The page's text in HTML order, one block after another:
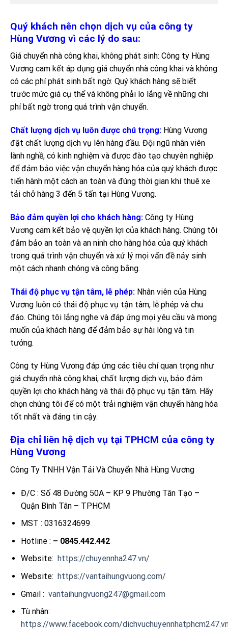
Quý khách nên chọn dịch vụ của công ty
Hùng Vương vì các lý do sau:
Giá chuyển nhà công khai, không phát sinh: Công ty Hùng
Vương cam kết áp dụng giá chuyển nhà công khai và không
có các phí phát sinh bất ngờ. Quý khách hàng sẽ biết
trước mức giá cụ thể và không phải lo lắng về những chi
phí bất ngờ trong quá trình vận chuyển.
Chất lượng dịch vụ luôn được chú trọng: Hùng Vương
đặt chất lượng dịch vụ lên hàng đầu. Đội ngũ nhân viên
lành nghề, có kinh nghiệm và được đào tạo chuyên nghiệp
để đảm bảo việc vận chuyển hàng hóa của quý khách được
tiến hành một cách an toàn và đúng thời gian khi thuê xe
tải chở hàng 3 đến 5 tấn tại Hùng Vương.
Bảo đảm quyền lợi cho khách hàng: Công ty Hùng
Vương cam kết bảo vệ quyền lợi của khách hàng. Chúng tôi
đảm bảo an toàn và an ninh cho hàng hóa của quý khách
trong quá trình vận chuyển và xử lý mọi vấn đề nảy sinh
một cách nhanh chóng và công bằng.
Thái độ phục vụ tận tâm, lễ phép: Nhân viên của Hùng
Vương luôn có thái độ phục vụ tận tâm, lễ phép và chu
đáo. Chúng tôi lắng nghe và đáp ứng mọi yêu cầu và mong
muốn của khách hàng để đảm bảo sự hài lòng và tin
tưởng.
Công ty Hùng Vương đáp ứng các tiêu chí quan trọng như
giá chuyển nhà công khai, chất lượng dịch vụ, bảo đảm
quyền lợi cho khách hàng và thái độ phục vụ tận tâm. Hãy
chọn chúng tôi để có một trải nghiệm vận chuyển hàng hóa
tốt nhất và đáng tin cậy.
Địa chỉ liên hệ dịch vụ tại TPHCM của công ty
Hùng Vương
Công Ty TNHH Vận Tải Và Chuyển Nhà Hùng Vương
Đ/C : Số 48 Đường 50A – KP 9 Phường Tân Tạo –
Quận Bình Tân – TPHCM
MST : 0316324699
Hotline : – 0845.442.442
Website: https://chuyennha247.vn/
Website: https://vantaihungvuong.com/
Gmail : vantaihungvuong247@gmail.com
Tù nhân:
https://www.facebook.com/